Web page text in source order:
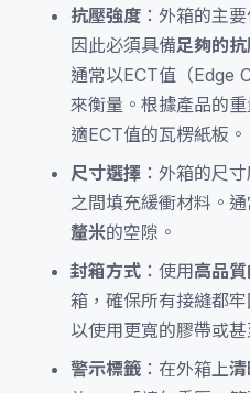
抗壓強度 ：外箱的主
因此必須具備足夠的
通常以ECT值（Edge
來衡量。根據產品的
適ECT值的瓦楞紙板。
尺寸選擇 ：外箱的尺
之間填充緩衝材料。
釐米的空隙。
封箱方式 ：使用高品
箱，確保所有接縫都
以使用更寬的膠帶或
警示標籤 ：在外箱上